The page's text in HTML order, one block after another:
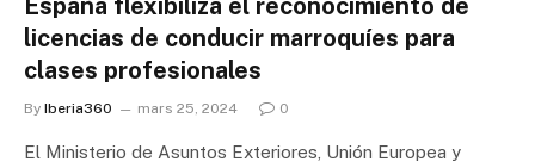
licencias de conducir marroquíes para
clases profesionales
By Iberia360 mars 25, 2024 0
El Ministerio de Asuntos Exteriores, Unión Europea y